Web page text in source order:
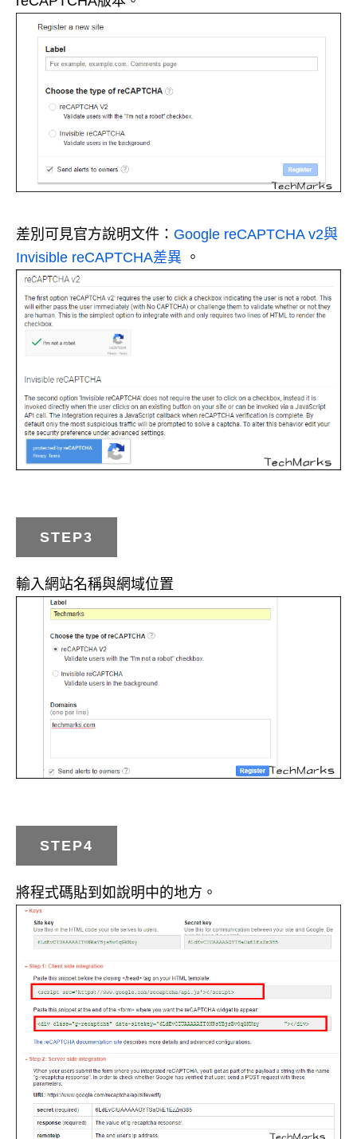
差別可見官方說明文件： Google reCAPTCHA v2與
Invisible reCAPTCHA差異 。
STEP3
輸入網站名稱與網域位置
STEP4
將程式碼貼到如說明中的地方。